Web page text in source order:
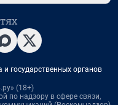
государственных органов
(18+)
по надзору в сфере связи,